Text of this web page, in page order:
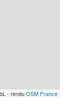
- renduOSM France